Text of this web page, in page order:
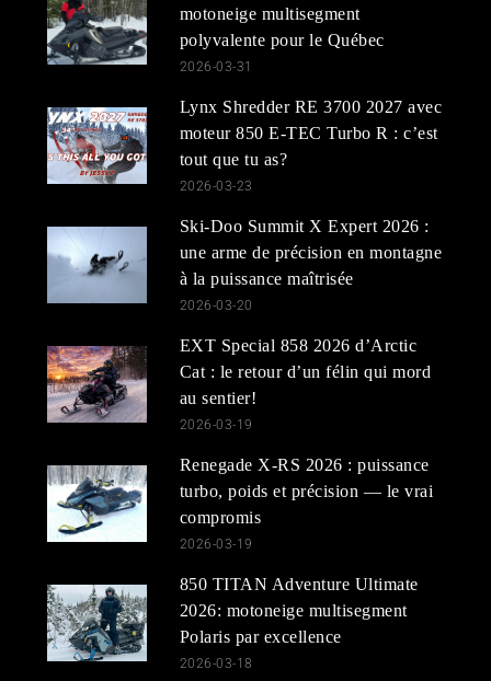
motoneige multisegment
polyvalente pour le Québec
2026-03-31
Lynx Shredder RE 3700 2027 avec
moteur 850 E-TEC Turbo R : c’est
tout que tu as?
2026-03-23
Ski-Doo Summit X Expert 2026 :
une arme de précision en montagne
à la puissance maîtrisée
2026-03-20
EXT Special 858 2026 d’Arctic
Cat : le retour d’un félin qui mord
au sentier!
2026-03-19
Renegade X-RS 2026 : puissance
turbo, poids et précision — le vrai
compromis
2026-03-19
850 TITAN Adventure Ultimate
2026: motoneige multisegment
Polaris par excellence
2026-03-18